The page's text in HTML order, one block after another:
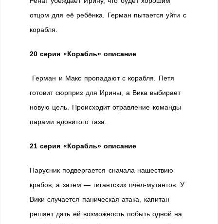
отцом для её ребёнка. Герман пытается уйти с
корабля.
20 серия «Корабль» описание
Герман и Макс пропадают с корабля. Петя
готовит сюрприз для Ирины, а Вика выбирает
новую цель. Происходит отравление команды
парами ядовитого газа.
21 серия «Корабль» описание
Парусник подвергается сначала нашествию
крабов, а затем — гигантских пчёл-мутантов. У
Вики случается паническая атака, капитан
решает дать ей возможность побыть одной на